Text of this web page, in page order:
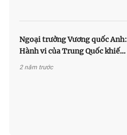
Ngoại trưởng Vương quốc Anh:
Hành vi của Trung Quốc khiến
2 năm trước